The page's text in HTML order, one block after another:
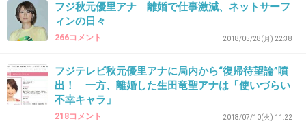
38. 匿名2019/11/06(水) 17:46:02
親が偉い人なんだっけ？
1件の返信
フジ秋元優里アナ 離婚で仕事激減、ネットサーフ
ィンの日々
266コメント 2018/05/28(月) 22:38
フジテレビ秋元優里アナに局内から“復帰待望論”噴
出！ 一方、離婚した生田竜聖アナは「使いづらい
不幸キャラ」
218コメント 2018/07/10(火) 11:22